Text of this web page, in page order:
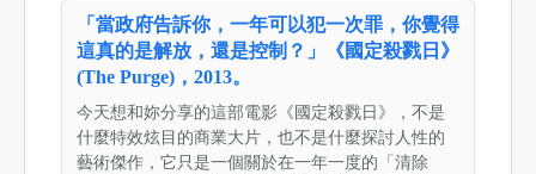
「當政府告訴你，一年可以犯一次罪，你覺得
這真的是解放，還是控制？」《國定殺戮日》
(The Purge)，2013。
今天想和妳分享的這部電影《國定殺戮日》，不是
什麼特效炫目的商業大片，也不是什麼探討人性的
藝術傑作，它只是一個關於在一年一度的「清除